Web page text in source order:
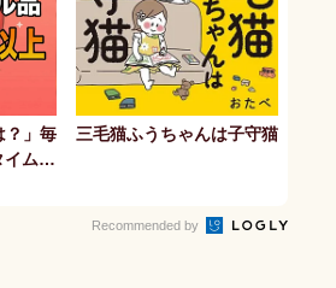
？」毎
ムセ
三毛猫ふうちゃんは子守猫
Recommended by